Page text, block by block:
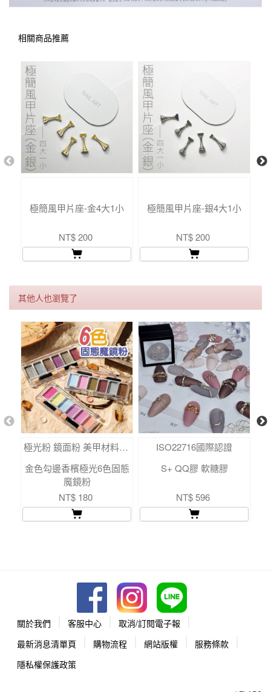
相關商品推薦
極簡風甲片座-金4大1小
NT$ 200
極簡風甲片座-銀4大1小
NT$ 200
其他人也瀏覽了
極光粉 鏡面粉 美甲材料 美甲必備
金色勾邊香檳極光6色固態
魔鏡粉
NT$ 180
ISO22716國際認證
S+ QQ膠 軟糖膠
NT$ 596
關於我們 客服中心
取消/訂閱電子報
最新消息清單頁
購物流程 網站版權
服務條款
隱私權保護政策